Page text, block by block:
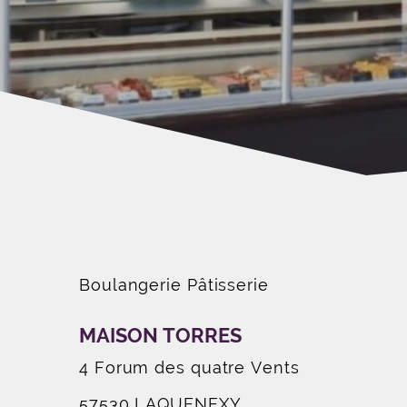
Boulangerie Pâtisserie
MAISON TORRES
4 Forum des quatre Vents